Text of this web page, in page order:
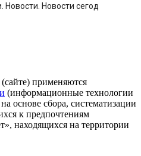
Новости. Новости сегод
применяются
(информационные технологии
основе сбора, систематизации
к предпочтениям
находящихся на территории